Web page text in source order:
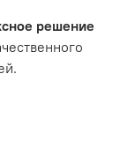
решение